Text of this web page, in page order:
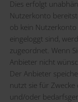
Dies erfolgt
Nutzerkonto
ob kein
eingeloggt sind,
zugeordnet. Wenn
Anbieter nicht
Der Anbieter
nutzt sie für
und/oder